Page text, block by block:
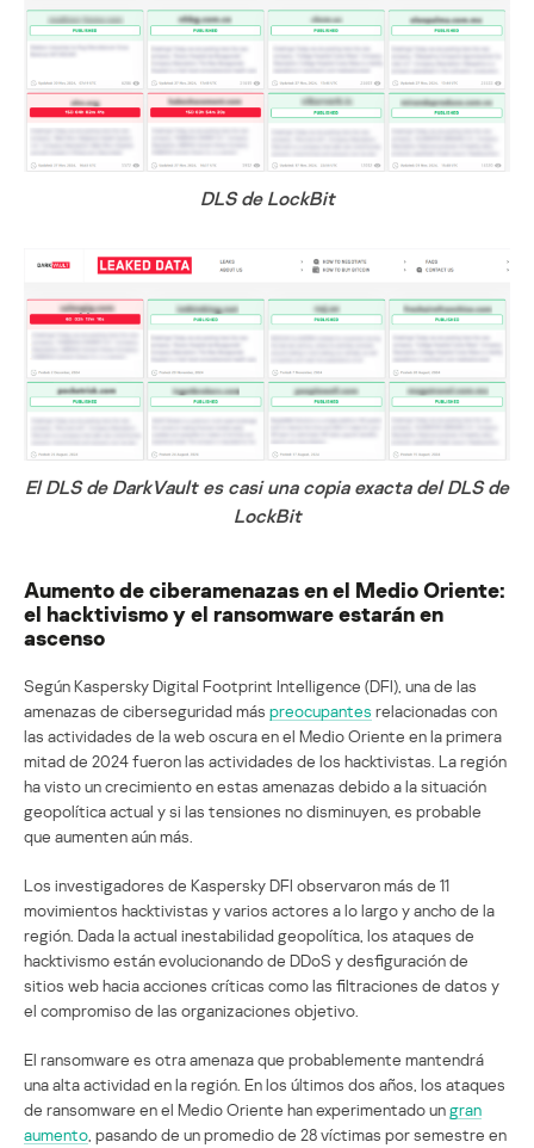
DLS de LockBit
El DLS de DarkVault es casi una copia exacta del DLS de
LockBit
Aumento de ciberamenazas en el Medio Oriente:
el hacktivismo y el ransomware estarán en
ascenso
Según Kaspersky Digital Footprint Intelligence (DFI), una de las
amenazas de ciberseguridad más preocupantes relacionadas con
las actividades de la web oscura en el Medio Oriente en la primera
mitad de 2024 fueron las actividades de los hacktivistas. La región
ha visto un crecimiento en estas amenazas debido a la situación
geopolítica actual y si las tensiones no disminuyen, es probable
que aumenten aún más.
Los investigadores de Kaspersky DFI observaron más de 11
movimientos hacktivistas y varios actores a lo largo y ancho de la
región. Dada la actual inestabilidad geopolítica, los ataques de
hacktivismo están evolucionando de DDoS y desfiguración de
sitios web hacia acciones críticas como las filtraciones de datos y
el compromiso de las organizaciones objetivo.
El ransomware es otra amenaza que probablemente mantendrá
una alta actividad en la región. En los últimos dos años, los ataques
de ransomware en el Medio Oriente han experimentado ungran
aumento , pasando de un promedio de 28 víctimas por semestre en